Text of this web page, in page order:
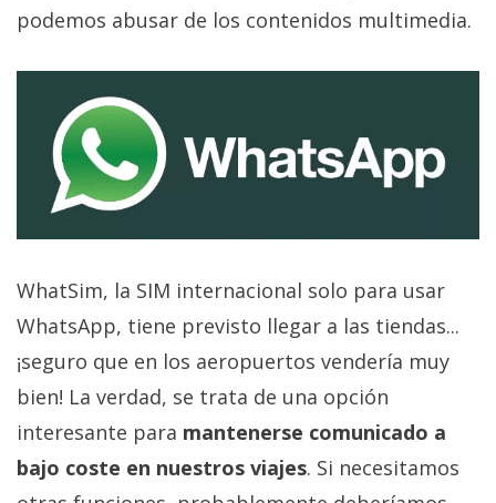
ordenadores,
informática,
comparativas,
trucos y
tutoriales.
El Grupo
Informático
(CC) 2006-
derechos
reservados
podemos abusar de los contenidos multimedia.
WhatSim, la SIM internacional solo para usar
WhatsApp, tiene previsto llegar a las tiendas...
¡seguro que en los aeropuertos vendería muy
bien! La verdad, se trata de una opción
interesante para mantenerse comunicado a
bajo coste en nuestros viajes. Si necesitamos